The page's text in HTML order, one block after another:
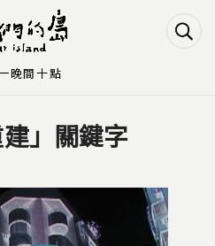
Navigation
content
建」關鍵字
晚間十點